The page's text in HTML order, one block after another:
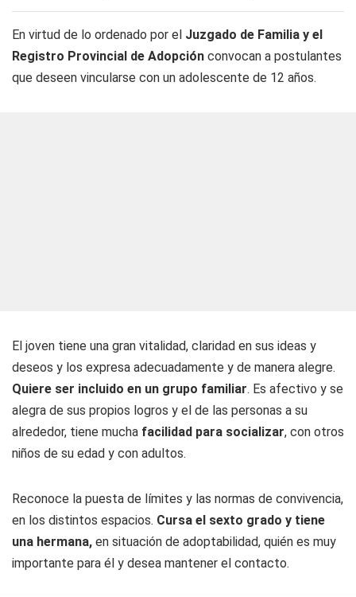
En virtud de lo ordenado por el Juzgado de Familia y el
Registro Provincial de Adopción convocan a postulantes
que deseen vincularse con un adolescente de 12 años.
El joven tiene una gran vitalidad, claridad en sus ideas y
deseos y los expresa adecuadamente y de manera alegre.
Quiere ser incluido en un grupo familiar. Es afectivo y se
alegra de sus propios logros y el de las personas a su
alrededor, tiene mucha facilidad para socializar, con otros
niños de su edad y con adultos.
Reconoce la puesta de límites y las normas de convivencia,
en los distintos espacios. Cursa el sexto grado y tiene
una hermana, en situación de adoptabilidad, quién es muy
importante para él y desea mantener el contacto.